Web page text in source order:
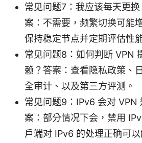
常见问题7：我应该每天更
案：不需要，频繁切换可能
保持稳定节点并定期评估性
常见问题8：如何判断 VPN
赖？答案：查看隐私政策、
全审计、以及第三方评测。
常见问题9：IPv6 会对 VPN
案：部分情况下会，禁用
户端对 IPv6 的处理正确可以